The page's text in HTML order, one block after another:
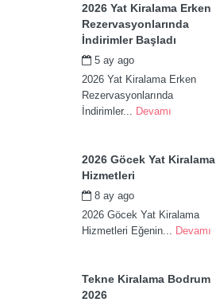
2026 Yat Kiralama Erken
Rezervasyonlarında
İndirimler Başladı
5 ay ago
2026 Yat Kiralama Erken
Rezervasyonlarında
İndirimler...
Devamı
2026 Göcek Yat Kiralama
Hizmetleri
8 ay ago
2026 Göcek Yat Kiralama
Hizmetleri Eğenin...
Devamı
Tekne Kiralama Bodrum
2026